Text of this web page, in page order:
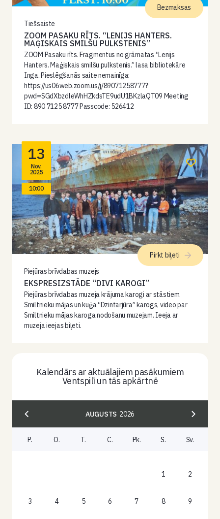
Tiešsaiste
ZOOM PASAKU RĪTS. “LENIJS HANTERS.
MAĢISKAIS SMILŠU PULKSTENIS”
ZOOM Pasaku rīts. Fragmentus no grāmatas “Lenijs
Hanters. Maģiskais smilšu pulkstenis.” lasa bibliotekāre
Inga. Pieslēgšanās saite nemainīga:
https://us06web.zoom.us/j/89071258777?
pwd=SGdXbzdleWhHZkdsTE9udU1BKzlaQT09 Meeting
ID: 890 7125 8777 Passcode: 526412
Bezmaksas
13
Nov.
2025
10:00
Piejūras brīvdabas muzejs
EKSPRESIZSTĀDE “DIVI KAROGI”
Piejūras brīvdabas muzeja krājuma karogi ar stāstiem.
Smiltnieku mājas un kuģa “Dzintarjūra” karogs, video par
Smiltnieku mājas karoga nodošanu muzejam. Ieeja ar
muzeja ieejas biļeti.
Pirkt biļeti
Kalendārs ar aktuālajiem pasākumiem
Ventspilī un tās apkārtnē
AUGUSTS 2026
P. O. T. C. Pk. S. Sv.
1 2
3 4 5 6 7 8 9